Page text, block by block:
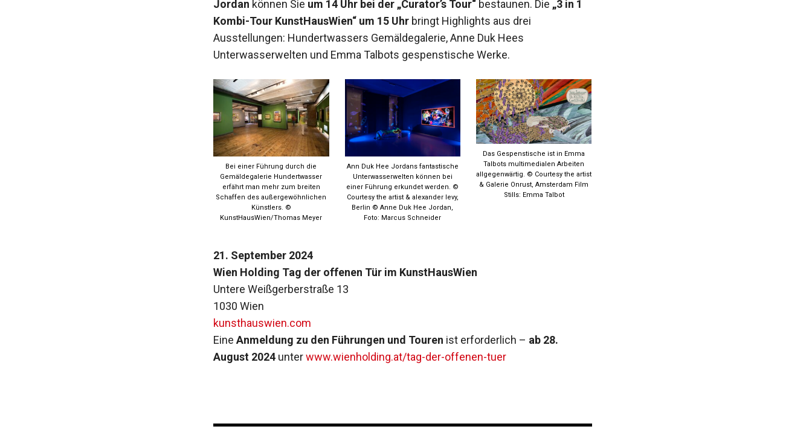
Jordan können Sie um 14 Uhr bei der „Curator’s Tour“bestaunen. Die „3 in 1
Kombi-Tour KunstHausWien“ um 15 Uhrbringt Highlights aus drei
Ausstellungen: Hundertwassers Gemäldegalerie, Anne Duk Hees
Unterwasserwelten und Emma Talbots gespenstische Werke.
Bei einer Führung durch die
Gemäldegalerie Hundertwasser
erfährt man mehr zum breiten
Schaffen des außergewöhnlichen
Künstlers. ©
KunstHausWien/Thomas Meyer
Ann Duk Hee Jordans fantastische
Unterwasserwelten können bei
einer Führung erkundet werden. ©
Courtesy the artist & alexander levy,
Berlin © Anne Duk Hee Jordan,
Foto: Marcus Schneider
Das Gespenstische ist in Emma
Talbots multimedialen Arbeiten
allgegenwärtig. © Courtesy the artist
& Galerie Onrust, Amsterdam Film
Stills: Emma Talbot
21. September 2024
Wien Holding Tag der offenen Tür im KunstHausWien
Untere Weißgerberstraße 13
1030 Wien
kunsthauswien.com
Eine Anmeldung zu den Führungen und Touren ist erforderlich – ab 28.
August 2024unterwww.wienholding.at/tag-der-offenen-tuer